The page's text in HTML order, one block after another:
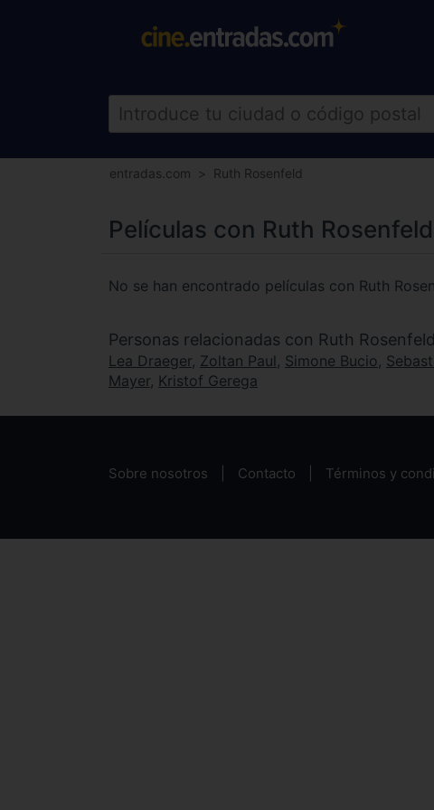
entradas.com Ruth Rosenfeld
Películas con Ruth Rosenfeld
No se han encontrado películas con Ruth
Personas relacionadas con Ruth Rosenfeld
Lea Draeger, Zoltan Paul , Simone Bucio,
Mayer, Kristof Gerega
Sobre nosotros Contacto Términos y